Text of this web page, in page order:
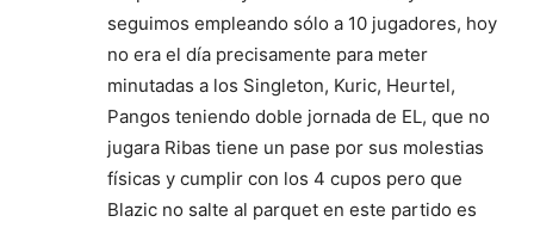
seguimos empleando sólo a 10 jugadores, hoy
no era el día precisamente para meter
minutadas a los Singleton, Kuric, Heurtel,
Pangos teniendo doble jornada de EL, que no
jugara Ribas tiene un pase por sus molestias
físicas y cumplir con los 4 cupos pero que
Blazic no salte al parquet en este partido es